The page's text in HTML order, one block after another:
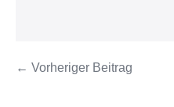
← Vorheriger Beitrag